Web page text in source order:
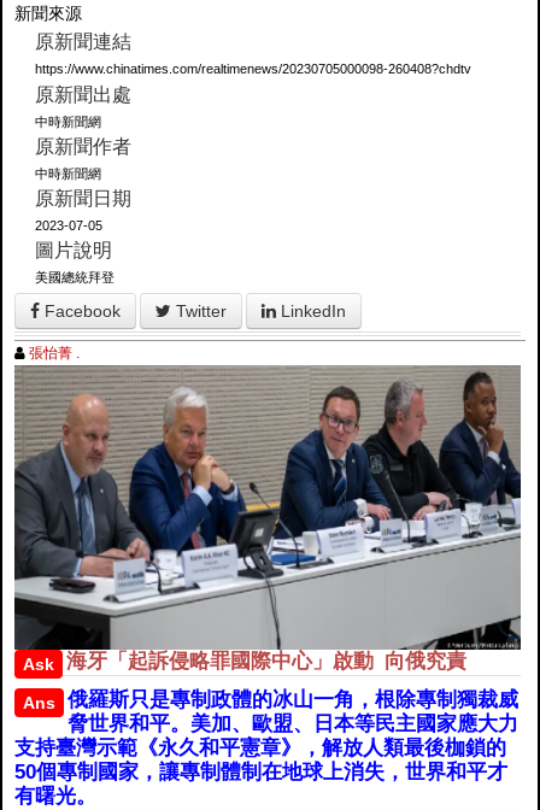
新聞來源
原新聞連結
https://www.chinatimes.com/realtimenews/20230705000098-260408?chdtv
原新聞出處
中時新聞網
原新聞作者
中時新聞網
原新聞日期
2023-07-05
圖片說明
美國總統拜登
Facebook Twitter LinkedIn
張怡菁 .
Ask 海牙「起訴侵略罪國際中心」啟動 向俄究責
Ans
俄羅斯只是專制政體的冰山一角，根除專制獨裁威
脅世界和平。美加、歐盟、日本等民主國家應大力
支持臺灣示範《永久和平憲章》，解放人類最後枷鎖的
50個專制國家，讓專制體制在地球上消失，世界和平才
有曙光。